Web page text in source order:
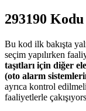
293190
Bu kod ilk bakışta
seçim yapılırken
taşıtları için diğer
(oto alarm
ayrıca kontrol
faaliyetlerle